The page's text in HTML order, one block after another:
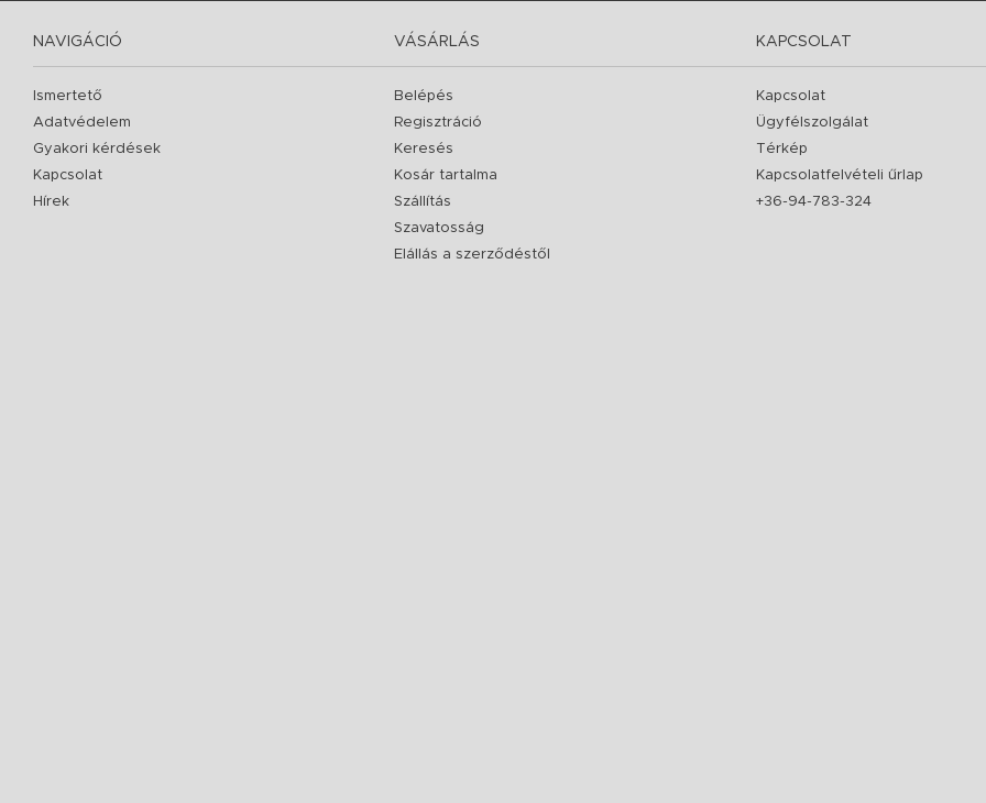
NAVIGÁCIÓ
Ismertető
Adatvédelem
Gyakori kérdések
Kapcsolat
Hírek
VÁSÁRLÁS
Belépés
Regisztráció
Keresés
Kosár tartalma
Szállítás
Szavatosság
Elállás a szerződéstől
KAPCSOLAT
Kapcsolat
Ügyfélszolgálat
Térkép
Kapcsolatfelvételi űrlap
+36-94-783-324